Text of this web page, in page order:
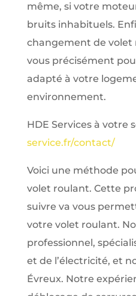
même, si votre
bruits inhabituels.
changement de volet
vous précisément
adapté à votre
environnement.
HDE Services à votre
service.fr/contact/
Voici une méthode
volet roulant. Cette
suivre va vous
votre volet roulant.
professionnel,
et de l’électricité, et
Évreux. Notre